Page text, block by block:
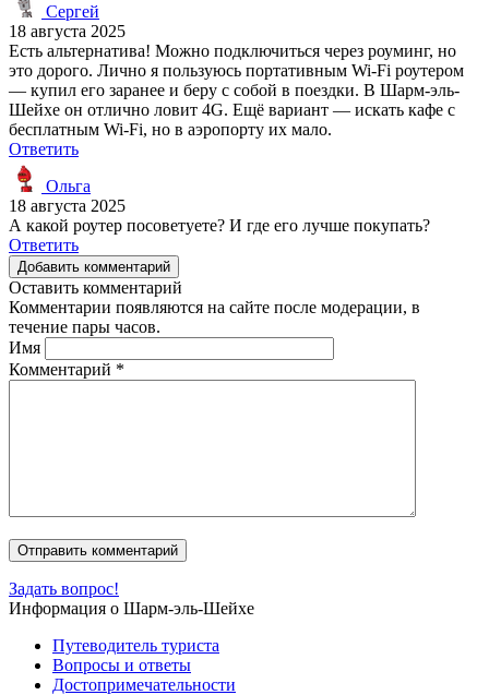
Сергей
18 августа 2025
Есть альтернатива! Можно подключиться через роуминг, но
это дорого. Лично я пользуюсь портативным Wi-Fi роутером
— купил его заранее и беру с собой в поездки. В Шарм-эль-
Шейхе он отлично ловит 4G. Ещё вариант — искать кафе с
бесплатным Wi-Fi, но в аэропорту их мало.
Ответить
Ольга
18 августа 2025
А какой роутер посоветуете? И где его лучше покупать?
Ответить
Добавить комментарий
Оставить комментарий
Комментарии появляются на сайте после модерации, в
течение пары часов.
Имя
Комментарий *
Задать вопрос!
Информация о Шарм-эль-Шейхе
Путеводитель туриста
Вопросы и ответы
Достопримечательности